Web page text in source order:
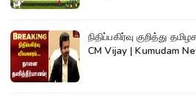
நிதிப்பகிர்வு குறித்து
CM Vijay | Kumudam